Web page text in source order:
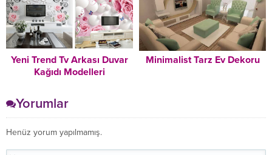
Yeni Trend Tv Arkası Duvar
Kağıdı Modelleri
Minimalist Tarz Ev Dekoru
Yorumlar
Henüz yorum yapılmamış.